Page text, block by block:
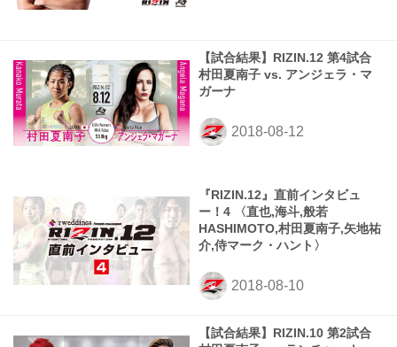
【試合結果】RIZIN.12 第4試合
村田夏南子 vs. アンジェラ・マ
ガーナ
『RIZIN.12』直前インタビュ
ー！4 〈直也,海斗,般若
HASHIMOTO,村田夏南子,矢地祐
介,侍マーク・ハント〉
【試合結果】RIZIN.10 第2試合